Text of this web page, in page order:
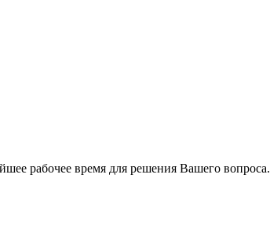
рабочее время для решения Вашего вопроса.